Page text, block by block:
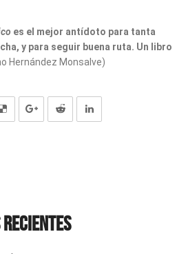
es el mejor antídoto para tanta
y para seguir buena ruta. Un libro
Hernández Monsalve)
recientes